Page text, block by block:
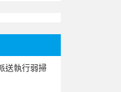
送執行弱掃